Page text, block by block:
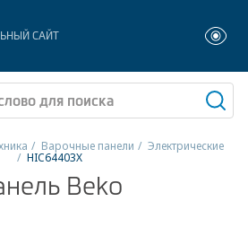
САЙТ
и морозильники
машины
Варочные панели Электрические
HIC64403X
Beko